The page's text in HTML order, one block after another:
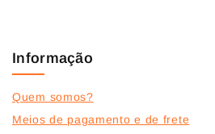
Informação
Quem somos?
Meios de pagamento e de frete